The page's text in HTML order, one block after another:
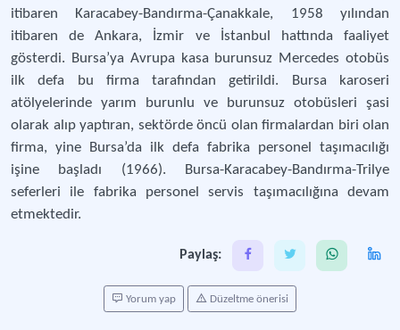
itibaren Karacabey-Bandırma-Çanakkale, 1958 yılından
itibaren de Ankara, İzmir ve İstanbul hattında faaliyet
gösterdi. Bursa’ya Avrupa kasa burunsuz Mercedes otobüs
ilk defa bu firma tarafından getirildi. Bursa karoseri
atölyelerinde yarım burunlu ve burunsuz otobüsleri şasi
olarak alıp yaptıran, sektörde öncü olan firmalardan biri olan
firma, yine Bursa’da ilk defa fabrika personel taşımacılığı
işine başladı (1966). Bursa-Karacabey-Bandırma-Trilye
seferleri ile fabrika personel servis taşımacılığına devam
etmektedir.
Paylaş:
Yorum yap Düzeltme önerisi